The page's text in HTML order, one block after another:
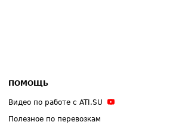
ПОМОЩЬ
Видео по работе с ATI.SU
Полезное по перевозкам